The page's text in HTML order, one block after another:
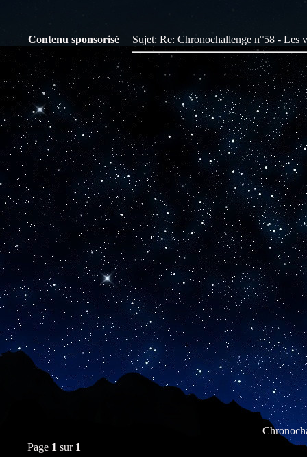
Contenu sponsorisé Sujet: Re: Chronochallenge n°58 -
Page 1 sur 1